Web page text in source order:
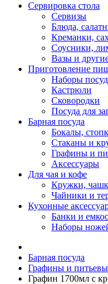
Сервировка стола
Сервизы
Блюда,
Креманки,
Соусники,
Вазы и
Приготовление
Наборы
Кастрюли
Сковородки
Посуда для
Барная посуда
Бокалы,
Стаканы и
Графины и
Аксессуары
Для чая и кофе
Кружки,
Чайники и
Кухонные
Банки и
Наборы
Барная посуда
Графины и
Графин 1700мл с